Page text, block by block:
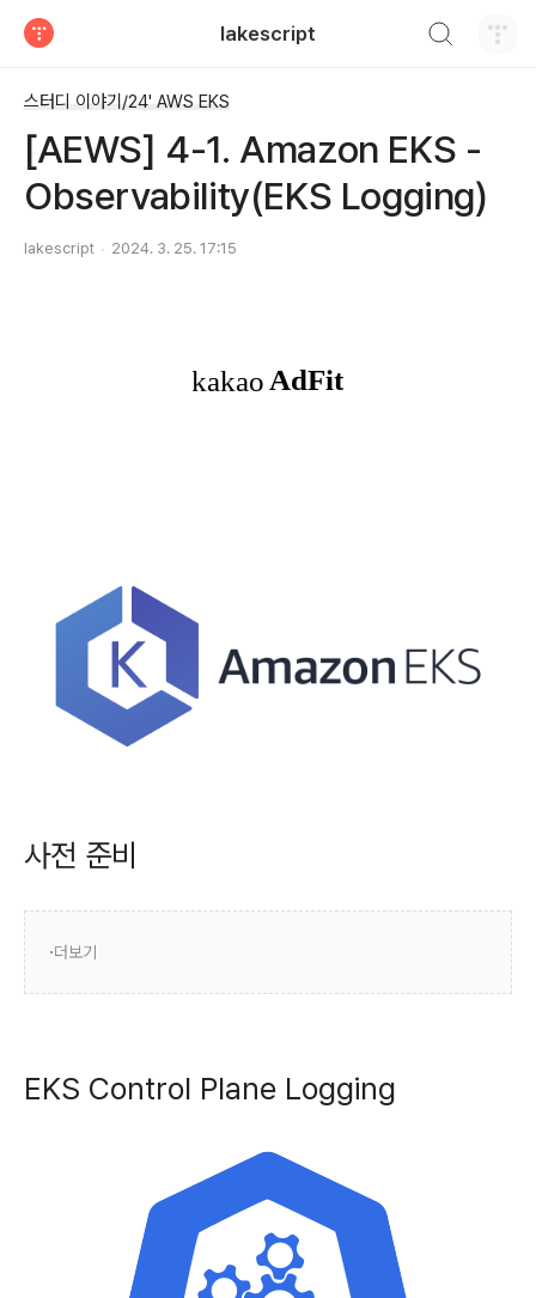
lakescript
스터디 이야기/24' AWS EKS
[AEWS] 4-1. Amazon EKS -
Observability(EKS Logging)
lakescript 2024. 3. 25. 17:15
사전 준비
더보기
EKS Control Plane Logging